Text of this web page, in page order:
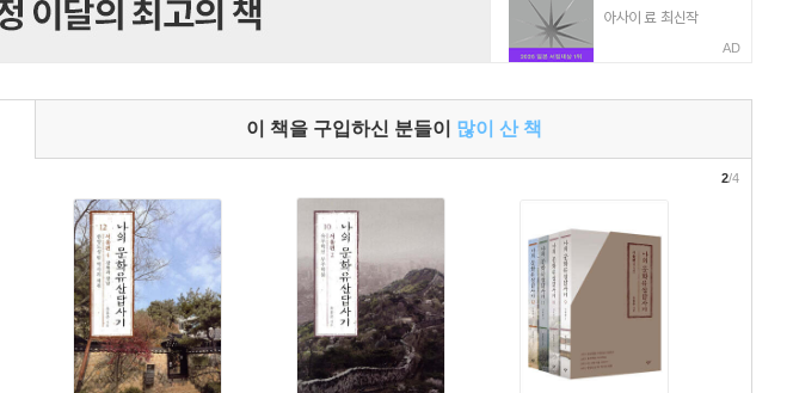
AD
이 책을 구입하신 분들이 많이 산 책
2/4